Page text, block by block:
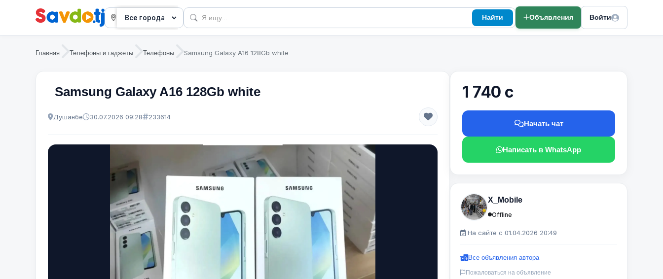
Найти Объявления Войти
Главная Телефоны и гаджеты Телефоны Samsung Galaxy A16 128Gb white
Samsung Galaxy A16 128Gb white
Душанбе 30.07.2026 09:28 233614
1 740 с
Начать чат
Написать в WhatsApp
X_Mobile
Offline
На сайте с 01.04.2026 20:49
Все объявления автора
Пожаловаться на объявление